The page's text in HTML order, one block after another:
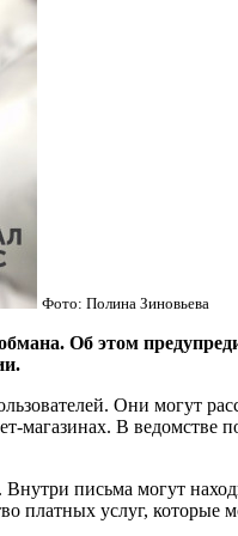
Фото: Полина Зиновьева
Об этом
Они могут
магазинах. В
Внутри письма могут
платных услуг, которые